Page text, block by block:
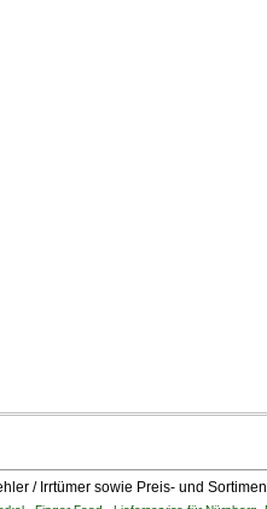
/ Irrtümer sowie Preis- und